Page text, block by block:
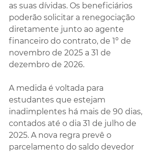
as suas dívidas. Os beneficiários
poderão solicitar a renegociação
diretamente junto ao agente
financeiro do contrato, de 1º de
novembro de 2025 a 31 de
dezembro de 2026.
A medida é voltada para
estudantes que estejam
inadimplentes há mais de 90 dias,
contados até o dia 31 de julho de
2025. A nova regra prevê o
parcelamento do saldo devedor